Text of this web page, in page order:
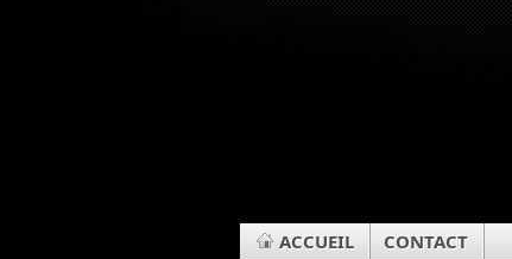
ACCUEIL CONTACT